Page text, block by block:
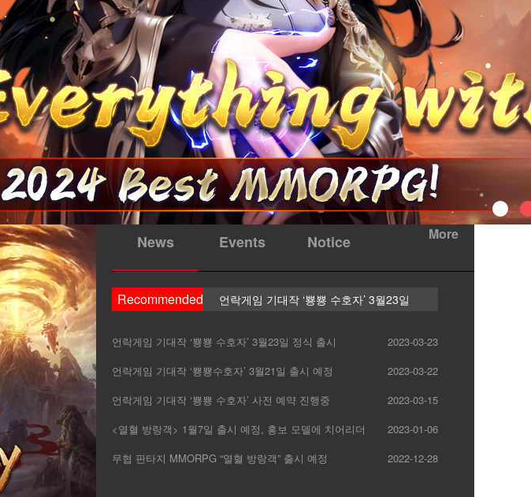
News Events Notice More
Recommended
언락게임 기대작 ‘뿅뿅 수호자’ 3월23일
언락게임 기대작 ‘뿅뿅 수호자’ 3월23일 정식 출시
2023-03-23
언락게임 기대작 ‘뿅뿅수호자’ 3월21일 출시 예정
2023-03-22
언락게임 기대작 ‘뿅뿅 수호자’ 사전 예약 진행중
2023-03-15
<열혈 방랑객> 1월7일 출시 예정, 홍보 모델에 치어리더
안지현을 발탁
2023-01-06
무협 판타지 MMORPG “열혈 방랑객” 출시 예정
2022-12-28